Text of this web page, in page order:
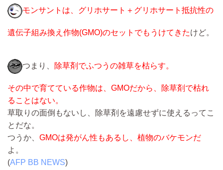
モンサントは、グリホサート＋グリホサート抵抗性の
遺伝子組み換え作物(GMO)のセットでもうけてきたけど。
つまり、 除草剤でふつうの雑草を枯らす。
その中で育てている作物は、GMOだから、除草剤で枯れ
ることはない。
草取りの面倒もないし、除草剤を遠慮せずに使えるってこ
とだな。
つうか、 GMOは発がん性もあるし、植物のバケモンだ
よ。
(AFP BB NEWS)